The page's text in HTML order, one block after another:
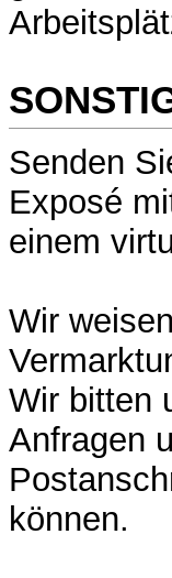
Senden
Exposé
einem
Wir
Wir bitten
Anfragen
können.